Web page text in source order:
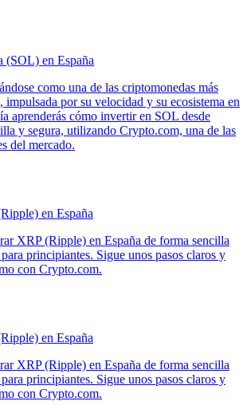
(SOL) en España
como una de las criptomonedas más
impulsada por su velocidad y su ecosistema en
aprenderás cómo invertir en SOL desde
y segura, utilizando Crypto.com, una de las
del mercado.
en España
XRP (Ripple) en España de forma sencilla
principiantes. Sigue unos pasos claros y
con Crypto.com.
en España
XRP (Ripple) en España de forma sencilla
principiantes. Sigue unos pasos claros y
con Crypto.com.